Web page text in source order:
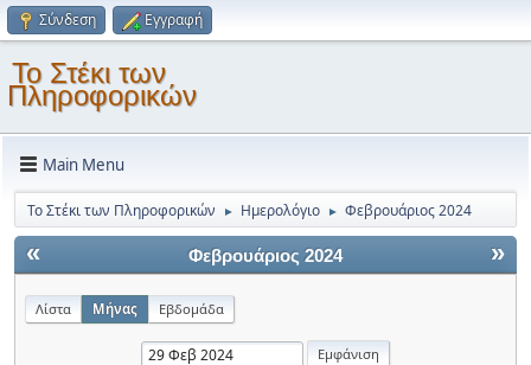
Σύνδεση Εγγραφή
Το Στέκι των
Πληροφορικών
Main Menu
Το Στέκι των Πληροφορικών ► Ημερολόγιο ► Φεβρουάριος 2024
« »
Φεβρουάριος 2024
Λίστα Μήνας Εβδομάδα